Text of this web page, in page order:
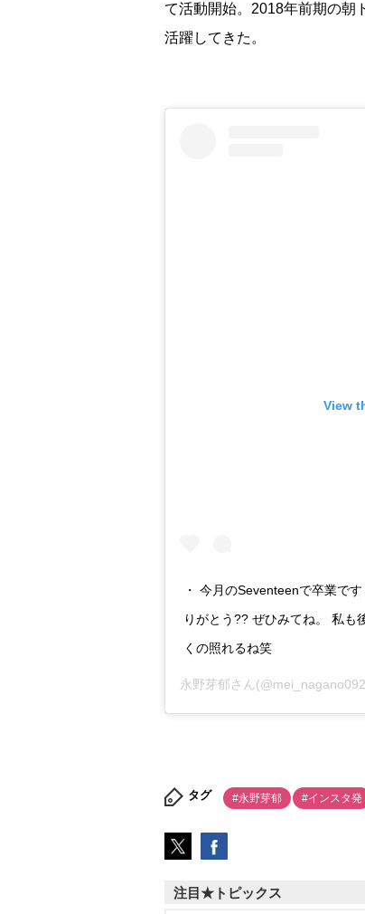
て活動開始。2018年前期の朝
活躍してきた。
View
・ 今月のSeventeenで卒業で
りがとう?? ぜひみてね。 私も
くの照れるね笑
永野芽郁さん
タグ #永野芽郁 #インスタ発
注目★トピックス